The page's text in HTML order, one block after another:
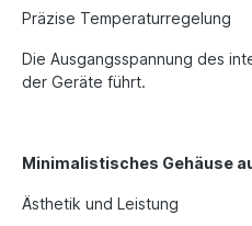
Präzise Temperaturregelung
Die Ausgangsspannung des
der Geräte führt.
Minimalistisches Gehäuse
Ästhetik und Leistung